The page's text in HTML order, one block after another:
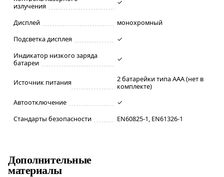
излучения
✓
Дисплей
монохромный
Подсветка дисплея
✓
Индикатор низкого заряда
батареи
✓
Источник питания
2 батарейки типа AAA (нет в
комплекте)
Автоотключение
✓
Стандарты безопасности
EN60825-1, EN61326-1
Дополнительные
материалы